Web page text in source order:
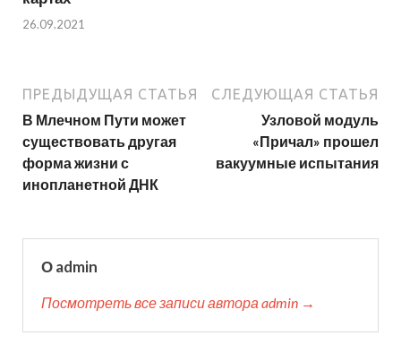
26.09.2021
ПРЕДЫДУЩАЯ СТАТЬЯ
В Млечном Пути может
существовать другая
форма жизни с
инопланетной ДНК
СЛЕДУЮЩАЯ СТАТЬЯ
Узловой модуль
«Причал» прошел
вакуумные испытания
О admin
Посмотреть все записи автора admin →